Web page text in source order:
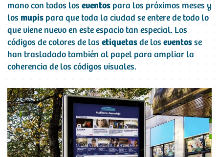
mano con todos los eventos para los próximos meses y
los mupis para que toda la ciudad se entere de todo lo
que viene nuevo en este espacio tan especial. Los
códigos de colores de las etiquetas de los eventos se
han trasladado también al papel para ampliar la
coherencia de los códigos visuales.